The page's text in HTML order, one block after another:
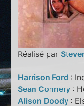
Réalisé par
Harrison Ford :
Sean Connery :
Alison Doody :